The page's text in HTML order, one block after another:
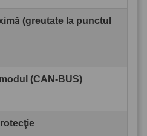
(greutate la punctul
(CAN-BUS)